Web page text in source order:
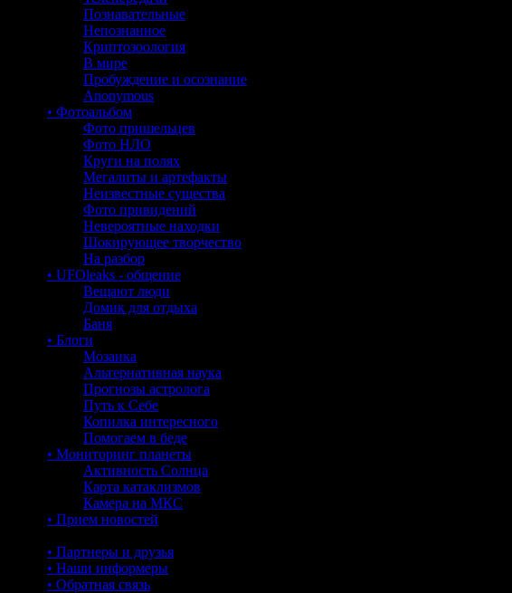
Познавательные
Непознанное
Криптозоология
В мире
Пробуждение и осознание
Anonymous
• Фотоальбом
Фото пришельцев
Фото НЛО
Круги на полях
Мегалиты и артефакты
Неизвестные существа
Фото привидений
Невероятные находки
Шокирующее творчество
На разбор
• UFOleaks - общение
Вещают люди
Домик для отдыха
Баня
• Блоги
Мозаика
Альтернативная наука
Прогнозы астролога
Путь к Себе
Копилка интересного
Помогаем в беде
• Мониторинг планеты
Активность Солнца
Карта катаклизмов
Камера на МКС
• Прием новостей
• Партнеры и друзья
• Наши информеры
• Обратная связь